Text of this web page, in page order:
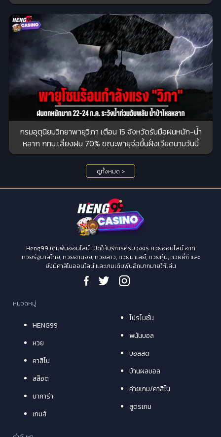
กรมอุตุนิยมวิทยาพายุวิภา เตือน 15 จังหวัดรับมือฝนหนัก-น้ำ
หลาก กทม.เสี่ยงฝน 70% ขณะพายุจ่อขึ้นฝั่งเวียดนามวันนี้
ดูทั้งหมด >
Heng99 เดิมพันออนไลน์ เปิดให้บริการครบวงจร หวยออนไลน์ อาทิ
หวยรัฐบาลไทย, หวยฮานอย, หวยลาว, หวยมาเลย์, หวยหุ้น, หวยยี่กี และ
ยังมีคาสิโนออนไลน์ และเกมเดิมพันอีกมากมายให้เล่น
หมวดหมู่
HENG99
หวย
คาสิโน
สล็อต
บาคาร่า
เกมส์
โปรโมชั่น
พนันบอล
บอลสด
บ้านผลบอล
ค่ายเกม/คาสิโน
สูตรเกม